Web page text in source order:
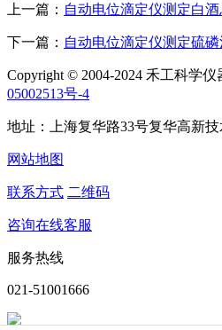
上一篇： 自动电位滴定仪测定白酒
下一篇： 自动电位滴定仪测定硫
Copyright © 2004-2024 禾工科学
05002513号-4
地址：上海复华路33号复华高新技
网站地图
联系方式 二维码
咨询在线客服
服务热线
021-51001666